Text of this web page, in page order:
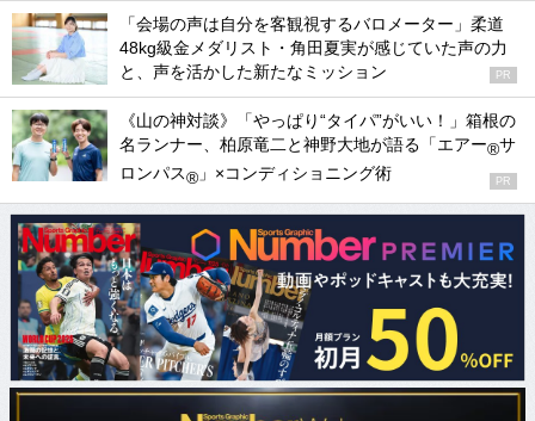
「会場の声は自分を客観視するバロメーター」柔道
48kg級金メダリスト・角田夏実が感じていた声の力
と、声を活かした新たなミッション
PR
《山の神対談》「やっぱり“タイパ”がいい！」箱根の
名ランナー、柏原竜二と神野大地が語る「エアー®サ
ロンパス® 」×コンディショニング術 PR